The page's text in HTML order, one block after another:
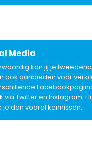
Media
kan jij je
ook aanbieden voor
via Twitter en Instagram.
je dan vooral kennissen.